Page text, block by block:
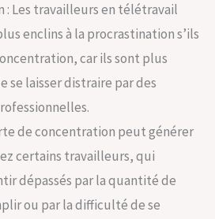
: Les travailleurs en télétravail
enclins à la procrastination s’ils
car ils sont plus
se laisser distraire par des
de concentration peut générer
certains travailleurs, qui
dépassés par la quantité de
ou par la difficulté de se